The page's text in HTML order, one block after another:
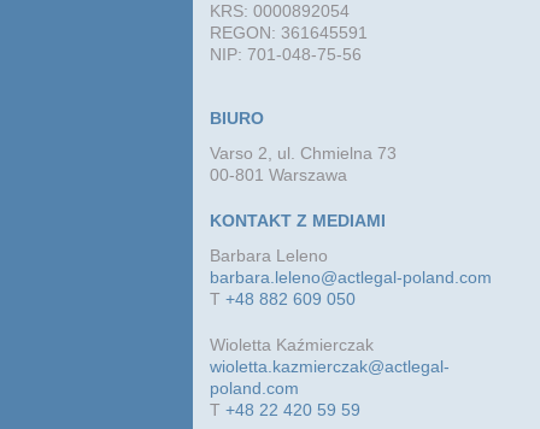
KRS: 0000892054
REGON: 361645591
NIP: 701-048-75-56
BIURO
Varso 2, ul. Chmielna 73
00-801 Warszawa
KONTAKT Z MEDIAMI
Barbara Leleno
barbara.leleno@actlegal-poland.com
T+48 882 609 050
Wioletta Kaźmierczak
wioletta.kazmierczak@actlegal-
poland.com
T+48 22 420 59 59